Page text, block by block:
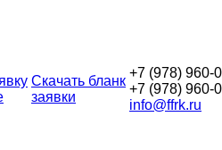
Скачать бланк
заявки
+7 (978) 960-
+7 (978) 960-
info@ffrk.ru